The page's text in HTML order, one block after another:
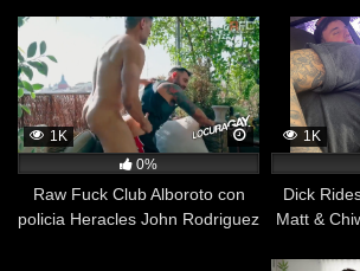
1K
0%
Raw Fuck Club Alboroto con
policia Heracles John Rodriguez
1K
Dick
Matt &